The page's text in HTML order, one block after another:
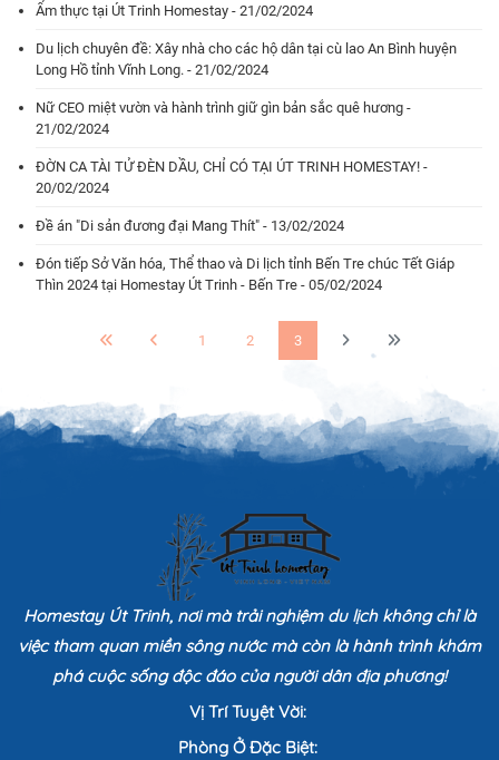
Ẩm thực tại Út Trinh Homestay - 21/02/2024
Du lịch chuyên đề: Xây nhà cho các hộ dân tại cù lao An Bình huyện
Long Hồ tỉnh Vĩnh Long. - 21/02/2024
Nữ CEO miệt vườn và hành trình giữ gìn bản sắc quê hương -
21/02/2024
ĐỜN CA TÀI TỬ ĐÈN DẦU, CHỈ CÓ TẠI ÚT TRINH HOMESTAY! -
20/02/2024
Đề án "Di sản đương đại Mang Thít" - 13/02/2024
Đón tiếp Sở Văn hóa, Thể thao và Di lịch tỉnh Bến Tre chúc Tết Giáp
Thìn 2024 tại Homestay Út Trinh - Bến Tre - 05/02/2024
1 2 3
Homestay Út Trinh, nơi mà trải nghiệm du lịch không chỉ là
việc tham quan miền sông nước mà còn là hành trình khám
phá cuộc sống độc đáo của người dân địa phương!
Vị Trí Tuyệt Vời:
Phòng Ở Đặc Biệt: